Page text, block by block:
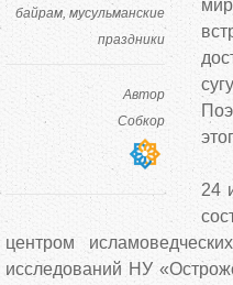
байрам мусульманские
праздники
Автор
Собкор
24
центром
исследований НУ